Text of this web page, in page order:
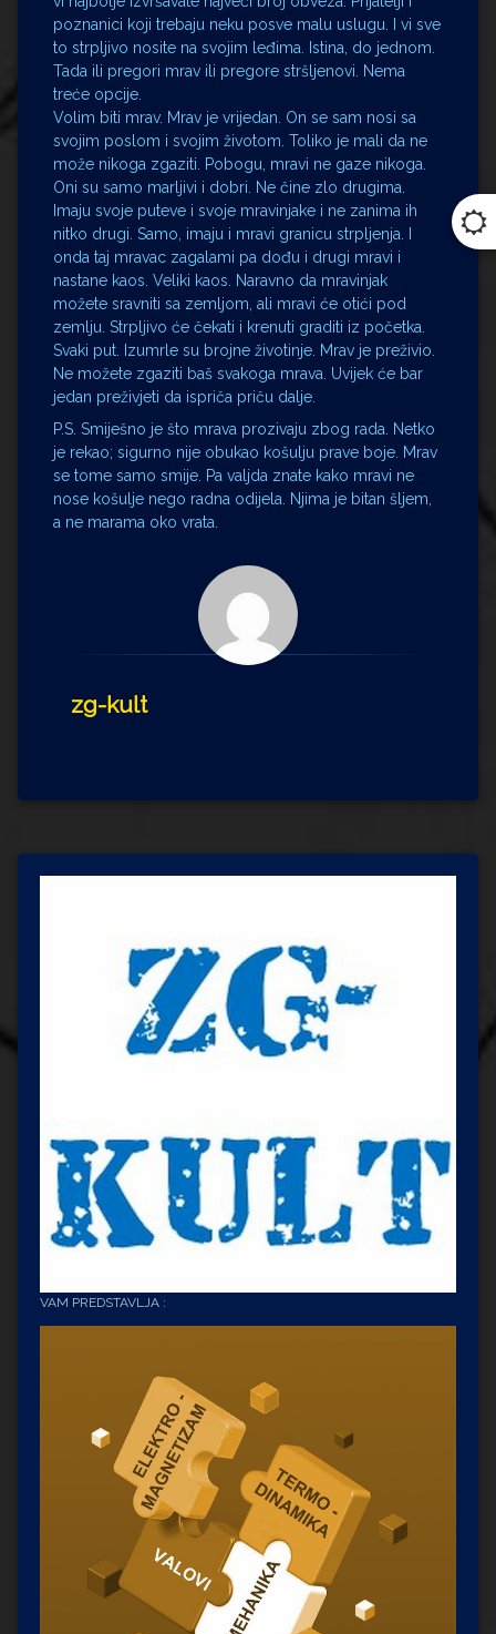
poznanici koji trebaju neku posve malu uslugu. I vi sve
to strpljivo nosite na svojim leđima. Istina, do jednom.
Tada ili pregori mrav ili pregore stršljenovi. Nema
treće opcije.
Volim biti mrav. Mrav je vrijedan. On se sam nosi sa
svojim poslom i svojim životom. Toliko je mali da ne
može nikoga zgaziti. Pobogu, mravi ne gaze nikoga.
Oni su samo marljivi i dobri. Ne čine zlo drugima.
Imaju svoje puteve i svoje mravinjake i ne zanima ih
nitko drugi. Samo, imaju i mravi granicu strpljenja. I
onda taj mravac zagalami pa dođu i drugi mravi i
nastane kaos. Veliki kaos. Naravno da mravinjak
možete sravniti sa zemljom, ali mravi će otići pod
zemlju. Strpljivo će čekati i krenuti graditi iz početka.
Svaki put. Izumrle su brojne životinje. Mrav je preživio.
Ne možete zgaziti baš svakoga mrava. Uvijek će bar
jedan preživjeti da ispriča priču dalje.
P.S. Smiješno je što mrava prozivaju zbog rada. Netko
je rekao; sigurno nije obukao košulju prave boje. Mrav
se tome samo smije. Pa valjda znate kako mravi ne
nose košulje nego radna odijela. Njima je bitan šljem,
a ne marama oko vrata.
zg-kult
VAM PREDSTAVLJA :